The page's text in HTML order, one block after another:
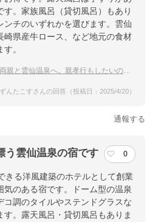
提供：楽天トラベル
トラベルで
す。家族風呂（貸切風呂）もあり
ンチのいずれかを選びます。雲仙
崎県産牛ロース、など地元の食材
。
雲仙温泉へ。親孝行もしたいので高級宿に泊まりたい！
ずんたこすさんの回答（投稿日：2025/4/20）
通報する
う雲仙温泉の宿です 0
きる洋風建築のホテルとして創業
気のある宿です。ドーム型の温泉
コ調のタイルやステンドグラスな
す。露天風呂・貸切風呂もありま